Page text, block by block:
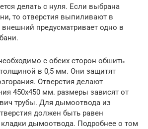
делать с нуля. Если выбрана
то отверстия выпиливают в
внешний предусматривает одно в
с обеих сторон обшить
в 0,5 мм. Они защитят
Отверстия делают
450х450 мм. размеры зависят от
трубы. Для дымоотвода из
должен быть равен
дымоотвода. Подробнее о том